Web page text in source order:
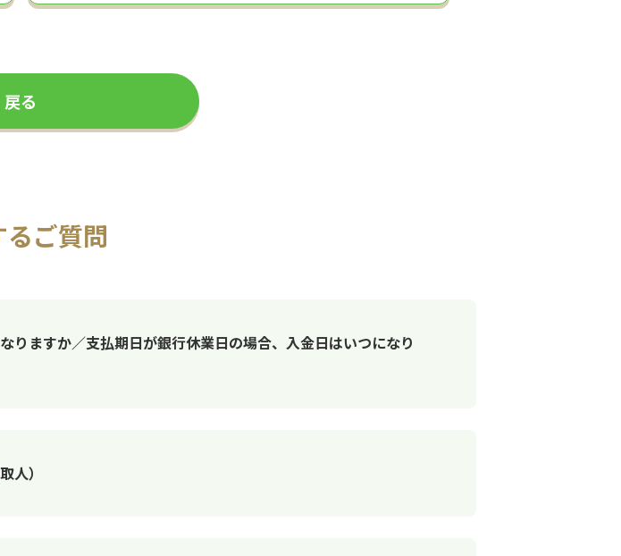
戻る
るご質問
りますか／支払期日が銀行休業日の場合、入金日はいつになり
人）